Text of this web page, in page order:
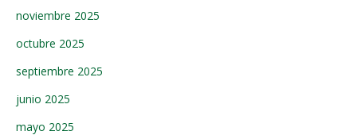
noviembre 2025
octubre 2025
septiembre 2025
junio 2025
mayo 2025